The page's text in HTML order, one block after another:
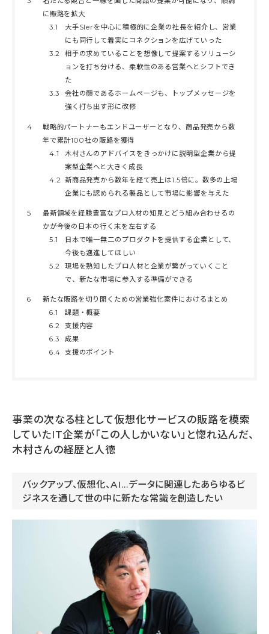
に販路を拡大
3.1
大手SIerを中心に積極的に企業の社長を紹介し、営業
にも同行して着実にコネクションを広げていった
3.2
相手の求めていることを想像して提案するソリューシ
ョンを打ち分ける、柔軟性のある営業へとシフトでき
た
3.3
会社の顔であるホームページも、トップメッセージを
強く打ち出す形に改修
4
戦略的パートナーもエンドユーザーとなり、商品発売から数
年で累計100社の販路を獲得
4.1
木村さんのアドバイスをきっかけに説明型企業から提
案型企業へと大きく成長
4.2 新商品発売から数年を経て売上は1.5倍に。数多の上場
企業にも認められる製品として市場に影響を与えた
5
最新領域を経験豊富なプロ人材の知見とどう組み合わせるの
かが今後の日本の行く末を左右する
5.1
日本で唯一無二のプロダクトを提供する企業として、
今後も邁進してほしい
5.2
現場を熟知したプロ人材と企業が繋がっていくこと
で、新たな市場に参入する準備ができる
6
新たな販路を切り開くための営業強化案件におけるまとめ
6.1
課題・概要
6.2
支援内容
6.3
成果
6.4 支援のポイント
事業の次なる柱として仮想化サービスの販路を模索
していたIT企業が「この人しかいない」と惚れ込んだ、
木村さんの経歴と人徳
バックアップ、仮想化、AI…データに関連したあらゆるビ
ジネスを通して世の中に新たな常識を創造したい